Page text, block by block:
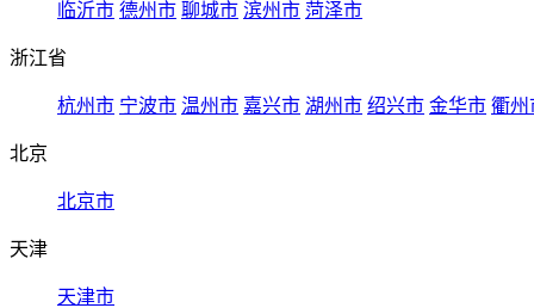
临沂市 德州市 聊城市 滨州市 菏泽市
浙江省
杭州市 宁波市 温州市 嘉兴市 湖州市 绍兴市 金华市 衢州
北京
北京市
天津
天津市